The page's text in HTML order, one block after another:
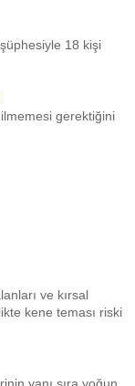
şüphesiyle 18 kişi
gerektiğini
ve kırsal
kene teması riski